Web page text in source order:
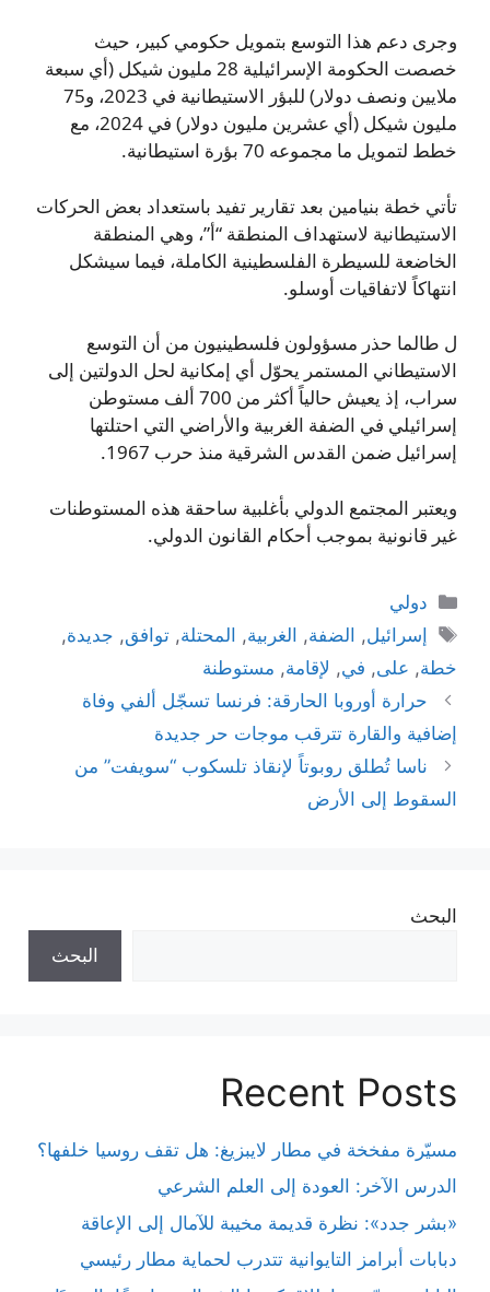
وجرى دعم هذا التوسع بتمويل حكومي كبير، حيث
خصصت الحكومة الإسرائيلية 28 مليون شيكل (أي سبعة
ملايين ونصف دولار) للبؤر الاستيطانية في 2023، و75
مليون شيكل (أي عشرين مليون دولار) في 2024، مع
خطط لتمويل ما مجموعه 70 بؤرة استيطانية.
تأتي خطة بنيامين بعد تقارير تفيد باستعداد بعض الحركات
الاستيطانية لاستهداف المنطقة “أ”، وهي المنطقة
الخاضعة للسيطرة الفلسطينية الكاملة، فيما سيشكل
انتهاكاً لاتفاقيات أوسلو.
ل طالما حذر مسؤولون فلسطينيون من أن التوسع
الاستيطاني المستمر يحوّل أي إمكانية لحل الدولتين إلى
سراب، إذ يعيش حالياً أكثر من 700 ألف مستوطن
إسرائيلي في الضفة الغربية والأراضي التي احتلتها
إسرائيل ضمن القدس الشرقية منذ حرب 1967.
ويعتبر المجتمع الدولي بأغلبية ساحقة هذه المستوطنات
غير قانونية بموجب أحكام القانون الدولي.
التصنيفات
دولي
الوسوم
إسرائيل, الضفة, الغربية, المحتلة,توافق, جديدة,
خطة, على, في, لإقامة, مستوطنة
حرارة أوروبا الحارقة: فرنسا تسجّل ألفي وفاة
إضافية والقارة تترقب موجات حر جديدة
ناسا تُطلق روبوتاً لإنقاذ تلسكوب “سويفت” من
السقوط إلى الأرض
البحث
البحث
Recent Posts
مسيّرة مفخخة في مطار لايبزيغ: هل تقف روسيا خلفها؟
الدرس الآخر: العودة إلى العلم الشرعي
«بشر جدد»: نظرة قديمة مخيبة للآمال إلى الإعاقة
دبابات أبرامز التايوانية تتدرب لحماية مطار رئيسي